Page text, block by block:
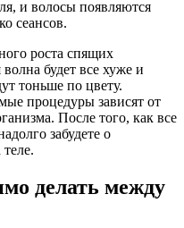
и волосы появляются
сеансов.
роста спящих
будет все хуже и
тоньше по цвету.
процедуры зависят от
После того, как все
забудете о
делать между